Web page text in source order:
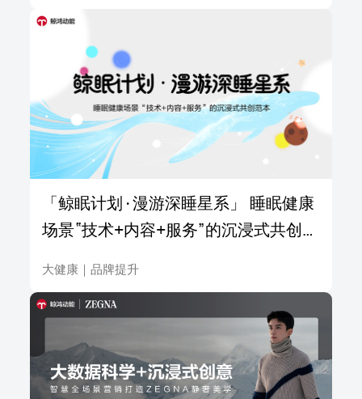
「鲸眠计划·漫游深睡星系」 睡眠健康
场景“技术+内容+服务”的沉浸式共创范
大健康 ｜品牌提升